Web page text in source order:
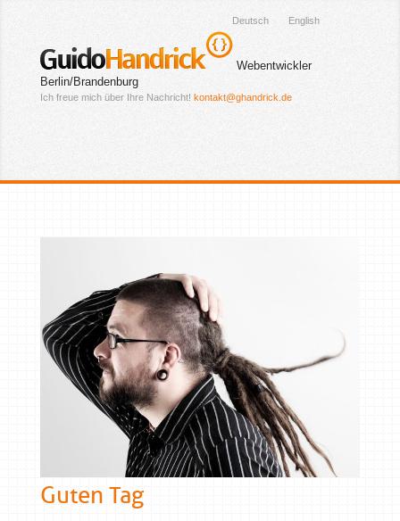
Deutsch English
Webentwickler
Berlin/Brandenburg
Ich freue mich über Ihre Nachricht! kontakt@ghandrick.de
Guten Tag